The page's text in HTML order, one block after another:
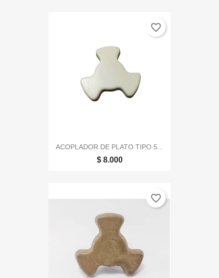
ACOPLADOR DE PLATO TIPO 5...
$ 8.000
favorite_border
favorite_border